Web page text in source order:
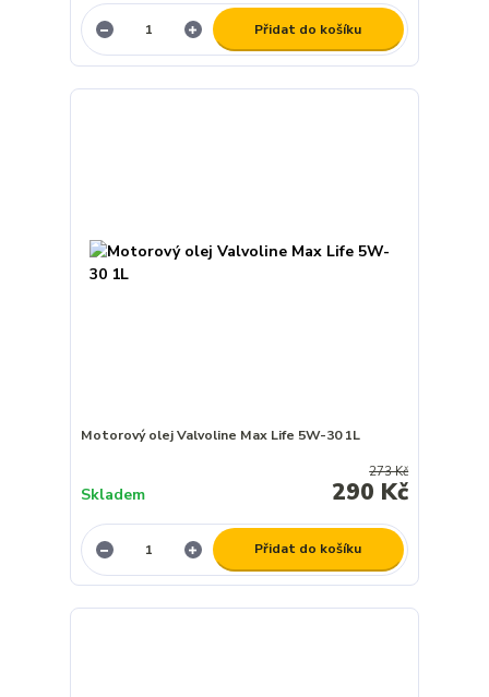
Přidat do košíku
Motorový olej Valvoline Max Life 5W-30 1L
273 Kč
290 Kč
Skladem
Přidat do košíku